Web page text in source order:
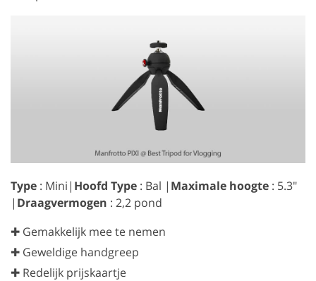
Type : Mini| Hoofd Type : Bal | Maximale hoogte : 5.3″
| Draagvermogen : 2,2 pond
✚ Gemakkelijk mee te nemen
✚ Geweldige handgreep
✚ Redelijk prijskaartje